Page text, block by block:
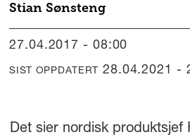
Stian Sønsteng
27.04.2017 - 08:00
SIST OPPDATERT 28.04.2021 -
Det sier nordisk produktsjef